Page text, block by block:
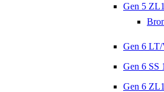
Gen 5
Gen 6
Gen 6 SS
Gen 6